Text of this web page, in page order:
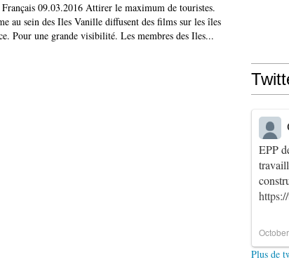
09.03.2016 Attirer le maximum de touristes.
au sein des Iles Vanille diffusent des films sur les îles
Pour une grande visibilité. Les membres des Iles...
EPP
Plus de